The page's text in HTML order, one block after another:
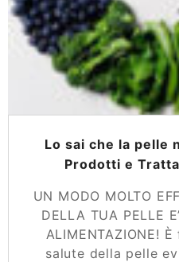
Lo sai che la pelle
Prodotti e
UN MODO MOLTO
DELLA TUA PELLE
ALIMENTAZIONE!
salute della pelle